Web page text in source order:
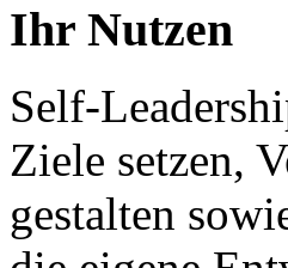
Ihr Nutzen
Self-
Ziele setzen,
gestalten